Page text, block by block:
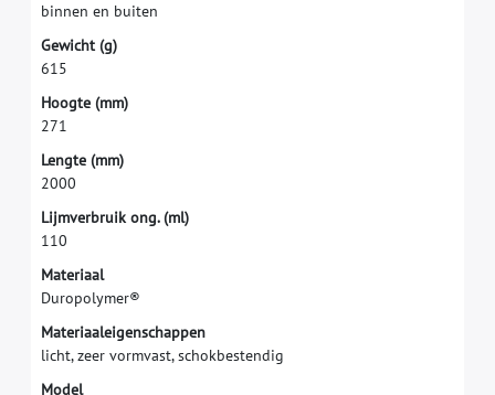
binnen en buiten
Gewicht (g)
615
Hoogte (mm)
271
Lengte (mm)
2000
Lijmverbruik ong. (ml)
110
Materiaal
Duropolymer®
Materiaaleigenschappen
licht, zeer vormvast, schokbestendig
Model